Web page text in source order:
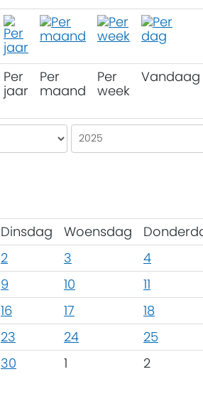
Per
jaar
Per
maand
Per
week
Vandaag
Dinsdag Woensdag
2 3
4
9 10
11
16 17
18
23 24
25
30 1 2